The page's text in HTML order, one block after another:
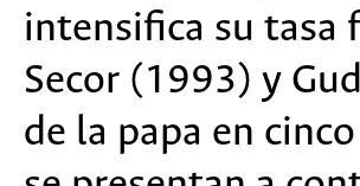
intensifica su tasa
Secor (1993) y
de la papa en